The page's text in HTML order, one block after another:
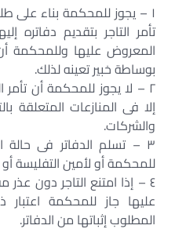
١ – يجوز للمحكمة بناء على
تأمر التاجر بتقديم دفاتره
المعروض عليها وللمحكمة
بوساطة خبير تعينه لذلك.
٢ – لا يجوز للمحكمة أن
إلا فى المنازعات المتعلقة
والشركات.
٣ – تسلم الدفاتر فى
للمحكمة أو لأمين التفليسة
٤ – إذا امتنع التاجر دون
عليها جاز للمحكمة
المطلوب إثباتها من الدفاتر.